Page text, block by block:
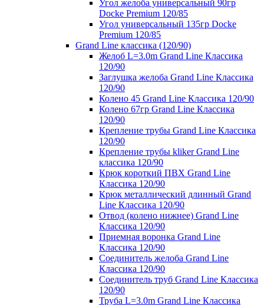
Угол желоба универсальный 90гр
Docke Premium 120/85
Угол универсальный 135гр Docke
Premium 120/85
Grand Line классика (120/90)
Желоб L=3.0m Grand Line Классика
120/90
Заглушка желоба Grand Line Классика
120/90
Колено 45 Grand Line Классика 120/90
Колено 67гр Grand Line Классика
120/90
Крепление трубы Grand Line Классика
120/90
Крепление трубы kliker Grand Line
классика 120/90
Крюк короткий ПВХ Grand Line
Классика 120/90
Крюк металлический длинный Grand
Line Классика 120/90
Отвод (колено нижнее) Grand Line
Классика 120/90
Приемная воронка Grand Line
Классика 120/90
Соединитель желоба Grand Line
Классика 120/90
Соединитель труб Grand Line Классика
120/90
Труба L=3.0m Grand Line Классика